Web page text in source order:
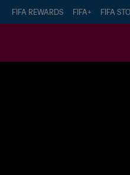
FIFA REWARDS FIFA+ FIFA